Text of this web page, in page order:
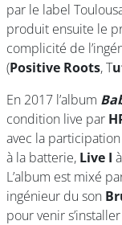
par le label
produit ensuite le
complicité de
(Positive Roots, T
En 2017 l’album
condition live par
avec la
à la batterie, Live I
L’album est mixé
ingénieur du son
pour venir